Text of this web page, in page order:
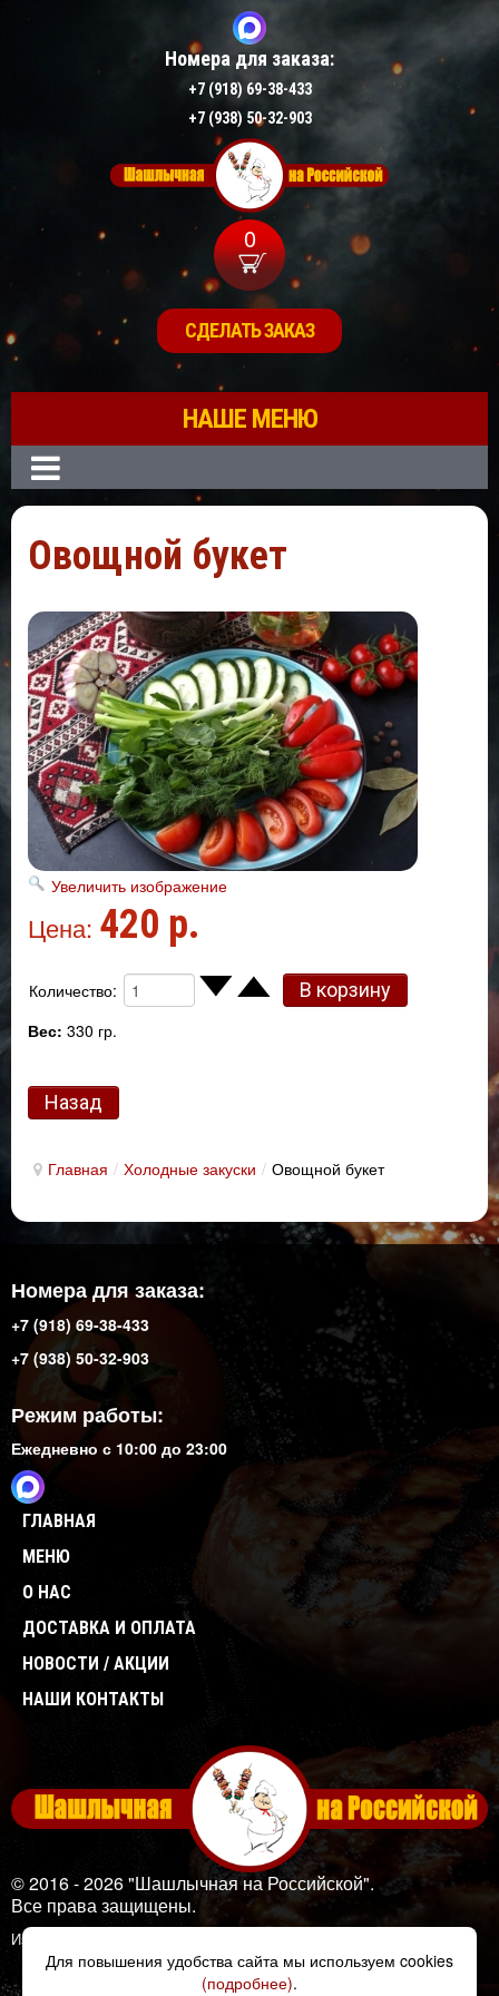
Номера для заказа:
+7 (918) 69-38-433
+7 (938) 50-32-903
0
СДЕЛАТЬ ЗАКАЗ
НАШЕ МЕНЮ
Овощной букет
Увеличить изображение
Цена: 420 р.
Количество:
Вес: 330 гр.
Главная / Холодные закуски / Овощной букет
Номера для заказа:
+7 (918) 69-38-433
+7 (938) 50-32-903
Режим работы:
Ежедневно с 10:00 до 23:00
ГЛАВНАЯ
МЕНЮ
О НАС
ДОСТАВКА И ОПЛАТА
НОВОСТИ / АКЦИИ
НАШИ КОНТАКТЫ
© 2016 - 2026 "Шашлычная на Российской".
Все права защищены.
Изображения: Designed by
Для повышения удобства сайта мы используем cookies
(подробнее).